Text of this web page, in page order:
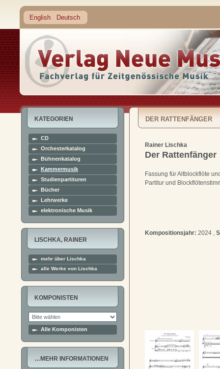
English Deutsch
KATEGORIEN
CD
Orchesterkatalog
Bühnenkatalog
Kammermusik
Studienpartituren
Bücher
Lehrwerke
elektronische Musik
LISCHKA, RAINER
mehr über Lischka
alle Werke von Lischka
KOMPONISTEN
Alle Komponisten
…MEHR INFORMATIONEN
DER RATTENFÄNGER
Rainer Lischka
Der Rattenfänger
Fassung für Altblockflöte
Partitur und
Kompositionsjahr: 2024 ,